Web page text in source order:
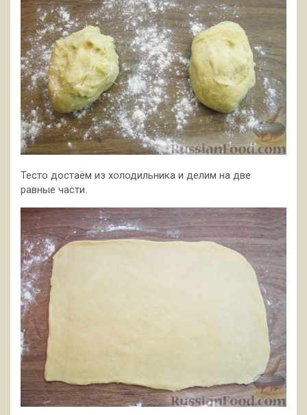
Тесто достаём из холодильника и делим на две
равные части.